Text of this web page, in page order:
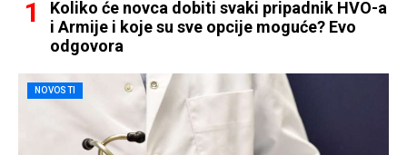
Koliko će novca dobiti svaki pripadnik HVO-a
i Armije i koje su sve opcije moguće? Evo
odgovora
NOVOSTI